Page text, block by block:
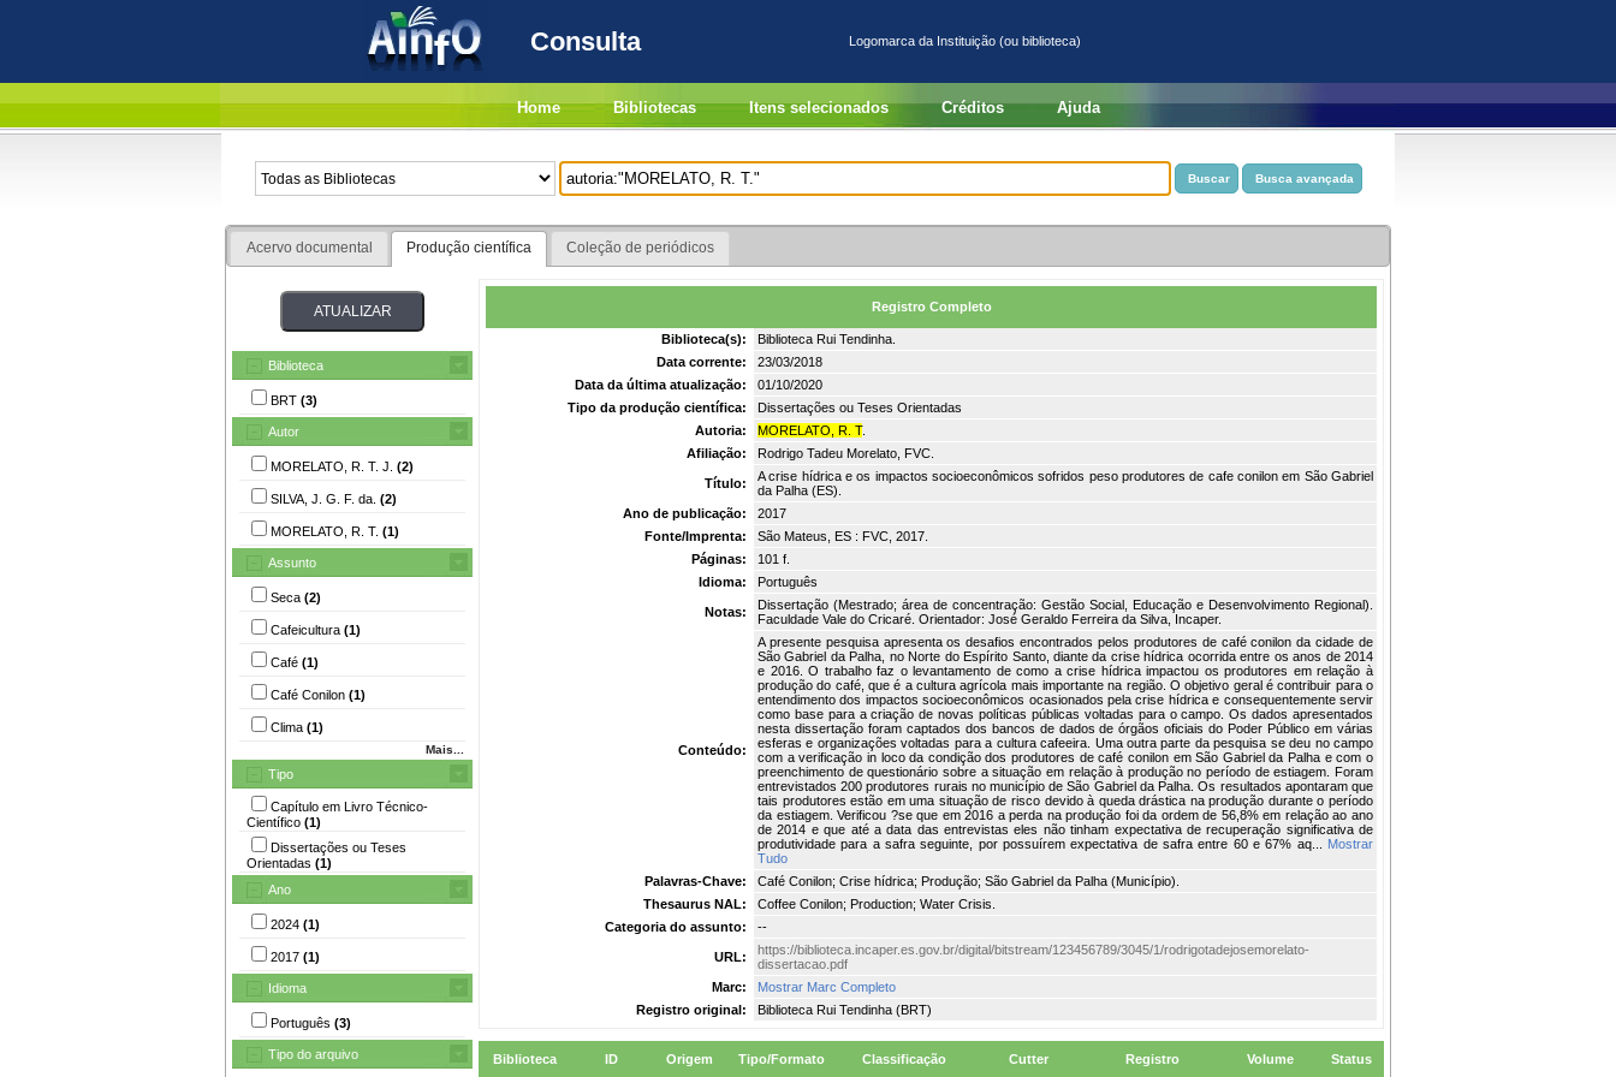
Consulta Logomarca da Instituição (ou biblioteca)
Home Bibliotecas Itens selecionados Créditos Ajuda
Acervo documental Produção científica Coleção de periódicos
Biblioteca
BRT (3)
Autor
MORELATO, R. T. J. (2)
SILVA, J. G. F. da. (2)
MORELATO, R. T. (1)
Assunto
Seca (2)
Cafeicultura (1)
Café (1)
Café Conilon (1)
Clima (1)
Mais...
Tipo
Capítulo em Livro Técnico-
Científico (1)
Dissertações ou Teses
Orientadas (1)
Ano
2024 (1)
2017 (1)
Idioma
Português (3)
Tipo do arquivo
Registro Completo
Biblioteca(s):
Biblioteca Rui Tendinha.
Data corrente:
23/03/2018
Data da última atualização:
01/10/2020
Tipo da produção científica:
Dissertações ou Teses Orientadas
Autoria:
MORELATO, R. T.
Afiliação:
Rodrigo Tadeu Morelato, FVC.
Título:
A crise hídrica e os impactos socioeconômicos sofridos peso produtores de cafe conilon em São Gabriel
da Palha (ES).
Ano de publicação:
2017
Fonte/Imprenta:
São Mateus, ES : FVC, 2017.
Páginas:
101 f.
Idioma:
Português
Notas:
Dissertação (Mestrado; área de concentração: Gestão Social, Educação e Desenvolvimento Regional).
Faculdade Vale do Cricaré. Orientador: José Geraldo Ferreira da Silva, Incaper.
Conteúdo:
A presente pesquisa apresenta os desafios encontrados pelos produtores de café conilon da cidade de
São Gabriel da Palha, no Norte do Espírito Santo, diante da crise hídrica ocorrida entre os anos de 2014
e 2016. O trabalho faz o levantamento de como a crise hídrica impactou os produtores em relação à
produção do café, que é a cultura agrícola mais importante na região. O objetivo geral é contribuir para o
entendimento dos impactos socioeconômicos ocasionados pela crise hídrica e consequentemente servir
como base para a criação de novas políticas públicas voltadas para o campo. Os dados apresentados
nesta dissertação foram captados dos bancos de dados de órgãos oficiais do Poder Público em várias
esferas e organizações voltadas para a cultura cafeeira. Uma outra parte da pesquisa se deu no campo
com a verificação in loco da condição dos produtores de café conilon em São Gabriel da Palha e com o
preenchimento de questionário sobre a situação em relação à produção no período de estiagem. Foram
entrevistados 200 produtores rurais no município de São Gabriel da Palha. Os resultados apontaram que
tais produtores estão em uma situação de risco devido à queda drástica na produção durante o período
da estiagem. Verificou ?se que em 2016 a perda na produção foi da ordem de 56,8% em relação ao ano
de 2014 e que até a data das entrevistas eles não tinham expectativa de recuperação significativa de
produtividade para a safra seguinte, por possuírem expectativa de safra entre 60 e 67% aq... Mostrar
Tudo
Palavras-Chave:
Café Conilon; Crise hídrica; Produção; São Gabriel da Palha (Município).
Thesaurus NAL:
Coffee Conilon; Production; Water Crisis.
Categoria do assunto:
--
URL:
https://biblioteca.incaper.es.gov.br/digital/bitstream/123456789/3045/1/rodrigotadejosemorelato-
dissertacao.pdf
Marc:
Mostrar Marc Completo
Registro original:
Biblioteca Rui Tendinha (BRT)
Biblioteca ID Origem Tipo/Formato Classificação Cutter Registro Volume Status